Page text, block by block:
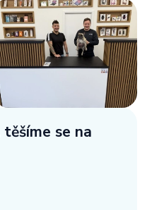
těšíme se na